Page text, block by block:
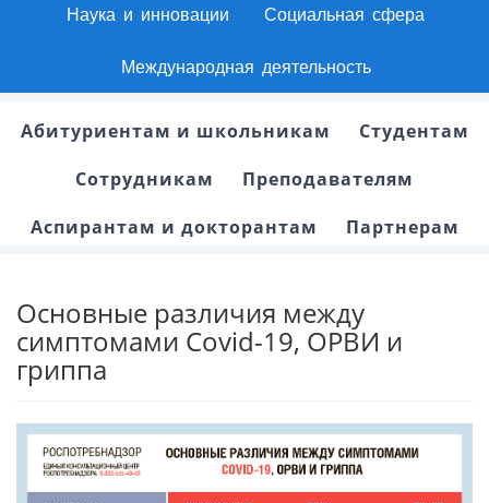
Наука и инновации Социальная сфера
Международная деятельность
Абитуриентам и школьникам
Студентам
Сотрудникам
Преподавателям
Аспирантам и докторантам
Партнерам
Основные различия между
симптомами Covid-19, ОРВИ и
гриппа